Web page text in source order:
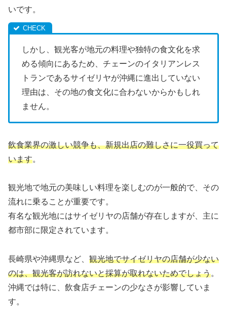
いです。
しかし、観光客が地元の料理や独特の食文化を求
める傾向にあるため、チェーンのイタリアンレス
トランであるサイゼリヤが沖縄に進出していない
理由は、その地の食文化に合わないからかもしれ
ません。
飲食業界の激しい競争も、新規出店の難しさに一役買って
います。
観光地で地元の美味しい料理を楽しむのが一般的で、その
流れに乗ることが重要です。
有名な観光地にはサイゼリヤの店舗が存在しますが、主に
都市部に限定されています。
長崎県や沖縄県など、 観光地でサイゼリヤの店舗が少ない
のは、観光客が訪れないと採算が取れないためでしょう。
沖縄では特に、飲食店チェーンの少なさが影響していま
す。